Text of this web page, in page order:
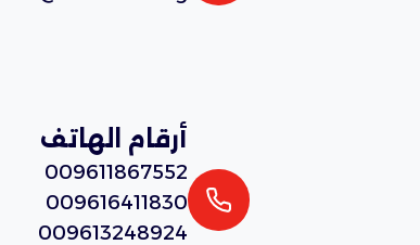
أرقام الهاتف
009611867552
009616411830
009613248924